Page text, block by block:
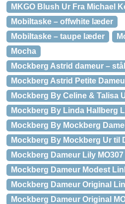
MKGO Blush Ur Fra Michael
Mobiltaske – offwhite læder
Mobiltaske – taupe læder
Mocha
Mockberg Astrid dameur –
Mockberg Astrid Petite
Mockberg By Celine & Talisa
Mockberg By Linda Hallberg
Mockberg By Mockberg
Mockberg By Mockberg Ur til
Mockberg Dameur Lily MO307
Mockberg Dameur Modest
Mockberg Dameur Original
Mockberg Dameur Original